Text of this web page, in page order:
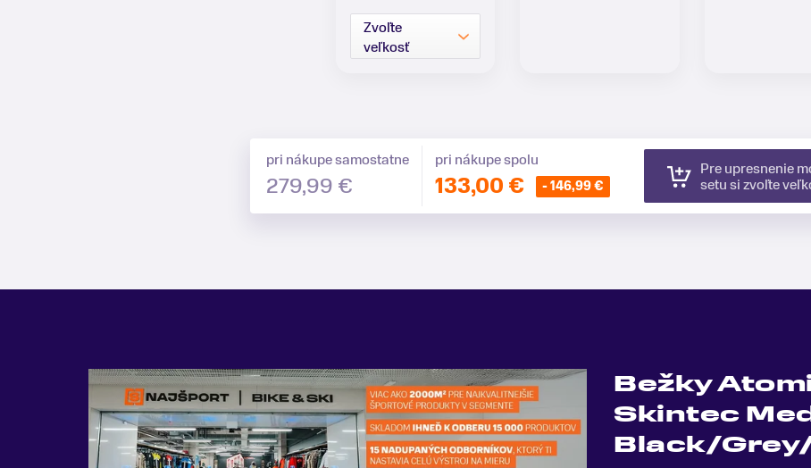
Zvoľte
veľkosť
pri nákupe samostatne
279,99 €
pri nákupe spolu
133,00 € - 146,99 €
Pre upresnenie
setu si zvoľte
Bežky
Skintec
Black/